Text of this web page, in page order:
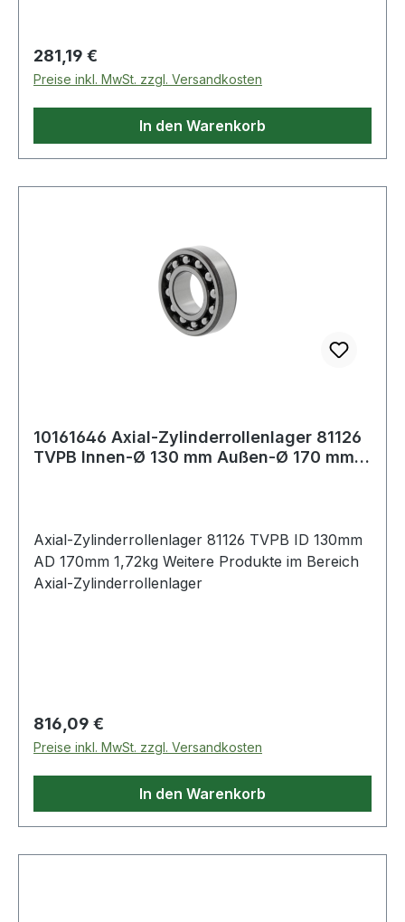
Regulärer Preis:
281,19 €
Preise inkl. MwSt. zzgl. Versandkosten
In den Warenkorb
10161646 Axial-Zylinderrollenlager 81126
TVPB Innen-Ø 130 mm Außen-Ø 170 mm
Axial-Zylinderrollenlager 81126 TVPB ID 130mm
AD 170mm 1,72kg Weitere Produkte im Bereich
Axial-Zylinderrollenlager
Regulärer Preis:
816,09 €
Preise inkl. MwSt. zzgl. Versandkosten
In den Warenkorb